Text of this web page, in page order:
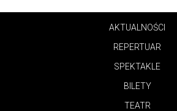
AKTUALNOŚCI
REPERTUAR
SPEKTAKLE
BILETY
TEATR